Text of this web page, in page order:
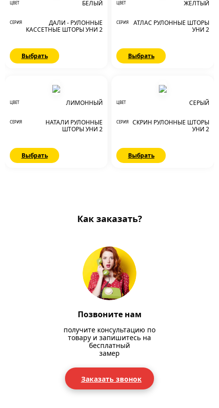
ЦВЕТ БЕЛЫЙ
СЕРИЯ
ДАЛИ - РУЛОННЫЕ
КАССЕТНЫЕ ШТОРЫ УНИ 2
Выбрать
ЦВЕТ ЖЕЛТЫЙ
СЕРИЯ
АТЛАС РУЛОННЫЕ ШТОРЫ
УНИ 2
Выбрать
ЦВЕТ ЛИМОННЫЙ
СЕРИЯ
НАТАЛИ РУЛОННЫЕ
ШТОРЫ УНИ 2
Выбрать
ЦВЕТ СЕРЫЙ
СЕРИЯ
СКРИН РУЛОННЫЕ ШТОРЫ
УНИ 2
Выбрать
Как заказать?
Позвоните нам
получите консультацию по
товару и запишитесь на
бесплатный
замер
Заказать звонок